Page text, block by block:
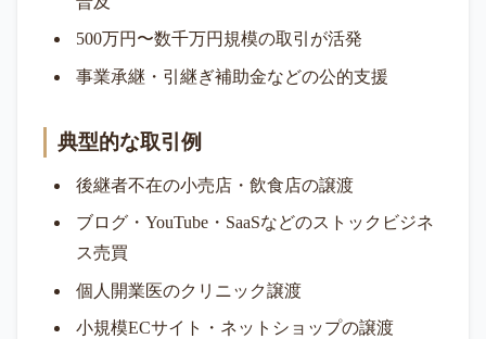
500万円〜数千万円規模の取引が活発
事業承継・引継ぎ補助金などの公的支援
典型的な取引例
後継者不在の小売店・飲食店の譲渡
ブログ・YouTube・SaaSなどのストックビジネ
ス売買
個人開業医のクリニック譲渡
小規模ECサイト・ネットショップの譲渡